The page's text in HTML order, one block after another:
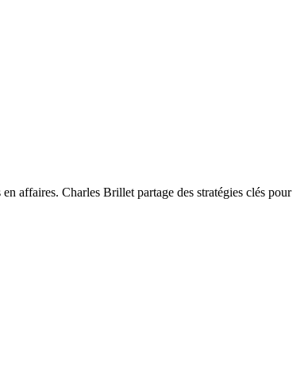
affaires. Charles Brillet partage des stratégies clés pour